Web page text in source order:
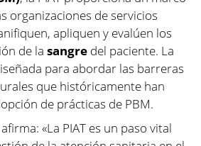
organizaciones de servicios
apliquen y evalúen los
de la sangre del paciente. La
para abordar las barreras
que históricamente han
de prácticas de PBM.
«La PIAT es un paso vital